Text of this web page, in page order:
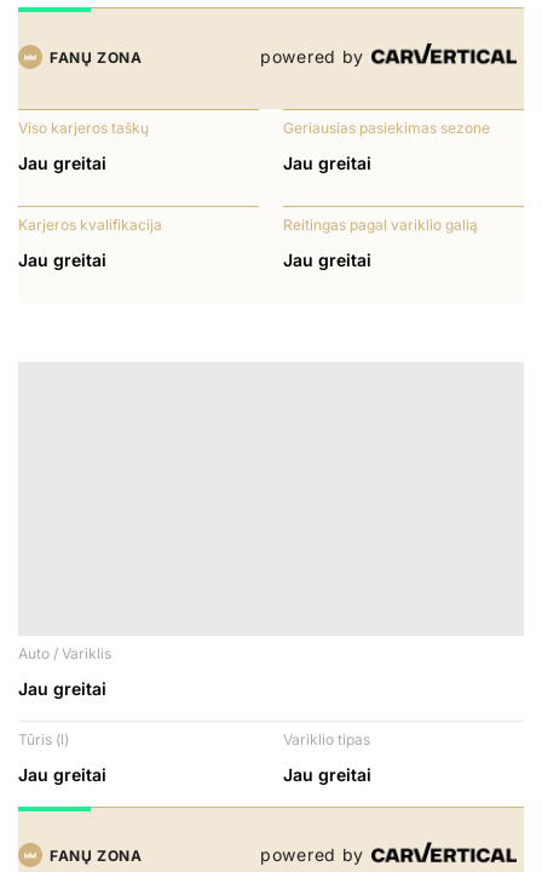
FANŲ ZONA powered by
Viso karjeros taškų
Jau greitai
Geriausias pasiekimas sezone
Jau greitai
Karjeros kvalifikacija
Jau greitai
Reitingas pagal variklio galią
Jau greitai
Auto / Variklis
Jau greitai
Tūris (l)
Jau greitai
Variklio tipas
Jau greitai
FANŲ ZONA powered by